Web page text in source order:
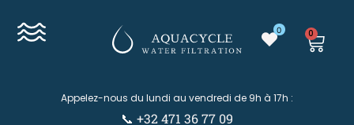
0 0
Appelez-nous du lundi au vendredi de 9h à 17h :
📞 +32 471 36 77 09